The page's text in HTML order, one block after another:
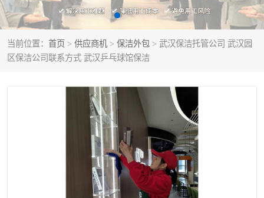
当前位置： 首页 > 供应商机 > 保洁外包 > 武汉保洁托管公司 武汉园
区保洁公司联系方式 武汉乒乓球馆保洁